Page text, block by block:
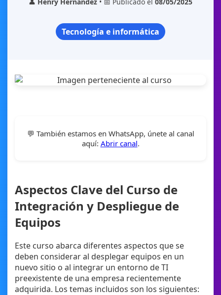
Tecnología e informática
💬 También estamos en WhatsApp, únete al canal
aquí: Abrir canal.
Aspectos Clave del Curso de
Integración y Despliegue de
Equipos
Este curso abarca diferentes aspectos que se
deben considerar al desplegar equipos en un
nuevo sitio o al integrar un entorno de TI
preexistente de una empresa recientemente
adquirida. Los temas incluidos son los siguientes: